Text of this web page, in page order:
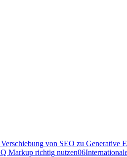
von SEO zu Generative
Markup richtig nutzen06